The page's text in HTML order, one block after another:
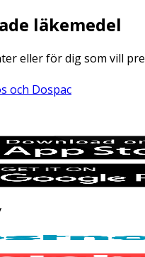
läkemedel
eller för dig som vill
och Dospac